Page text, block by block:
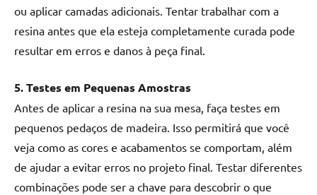
ou aplicar camadas adicionais. Tentar trabalhar com a
resina antes que ela esteja completamente curada pode
resultar em erros e danos à peça final.
5. Testes em Pequenas Amostras
Antes de aplicar a resina na sua mesa, faça testes em
pequenos pedaços de madeira. Isso permitirá que você
veja como as cores e acabamentos se comportam, além
de ajudar a evitar erros no projeto final. Testar diferentes
combinações pode ser a chave para descobrir o que